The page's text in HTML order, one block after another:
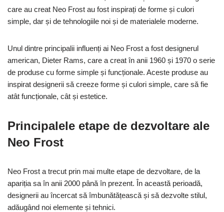
care au creat Neo Frost au fost inspirați de forme și culori
simple, dar și de tehnologiile noi și de materialele moderne.
Unul dintre principalii influenți ai Neo Frost a fost designerul
american, Dieter Rams, care a creat în anii 1960 și 1970 o serie
de produse cu forme simple și funcționale. Aceste produse au
inspirat designerii să creeze forme și culori simple, care să fie
atât funcționale, cât și estetice.
Principalele etape de dezvoltare ale
Neo Frost
Neo Frost a trecut prin mai multe etape de dezvoltare, de la
apariția sa în anii 2000 până în prezent. În această perioadă,
designerii au încercat să îmbunătățească și să dezvolte stilul,
adăugând noi elemente și tehnici.